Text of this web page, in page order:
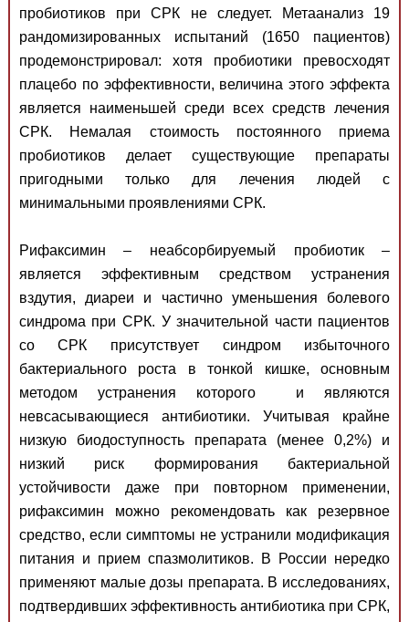
пробиотиков при СРК не следует. Метаанализ 19
рандомизированных испытаний (1650 пациентов)
продемонстрировал: хотя пробиотики превосходят
плацебо по эффективности, величина этого эффекта
является наименьшей среди всех средств лечения
СРК. Немалая стоимость постоянного приема
пробиотиков делает существующие препараты
пригодными только для лечения людей с
минимальными проявлениями СРК.
Рифаксимин – неабсорбируемый пробиотик –
является эффективным средством устранения
вздутия, диареи и частично уменьшения болевого
синдрома при СРК. У значительной части пациентов
со СРК присутствует синдром избыточного
бактериального роста в тонкой кишке, основным
методом устранения которого и являются
невсасывающиеся антибиотики. Учитывая крайне
низкую биодоступность препарата (менее 0,2%) и
низкий риск формирования бактериальной
устойчивости даже при повторном применении,
рифаксимин можно рекомендовать как резервное
средство, если симптомы не устранили модификация
питания и прием спазмолитиков. В России нередко
применяют малые дозы препарата. В исследованиях,
подтвердивших эффективность антибиотика при СРК,